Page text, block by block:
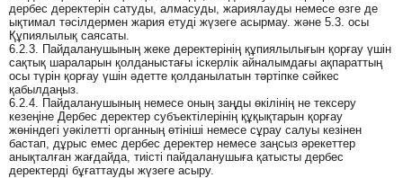
дербес деректерін сатуды, алмасуды, жариялауды немесе өзге де
ықтимал тәсілдермен жария етуді жүзеге асырмау. және 5.3. осы
Құпиялылық саясаты.
6.2.3. Пайдаланушының жеке деректерінің құпиялылығын қорғау үшін
сақтық шараларын қолданыстағы іскерлік айналымдағы ақпараттың
осы түрін қорғау үшін әдетте қолданылатын тәртіпке сәйкес
қабылдаңыз.
6.2.4. Пайдаланушының немесе оның заңды өкілінің не тексеру
кезеңіне Дербес деректер субъектілерінің құқықтарын қорғау
жөніндегі уәкілетті органның өтініші немесе сұрау салуы кезінен
бастап, дұрыс емес дербес деректер немесе заңсыз әрекеттер
анықталған жағдайда, тиісті пайдаланушыға қатысты дербес
деректерді бұғаттауды жүзеге асыру.